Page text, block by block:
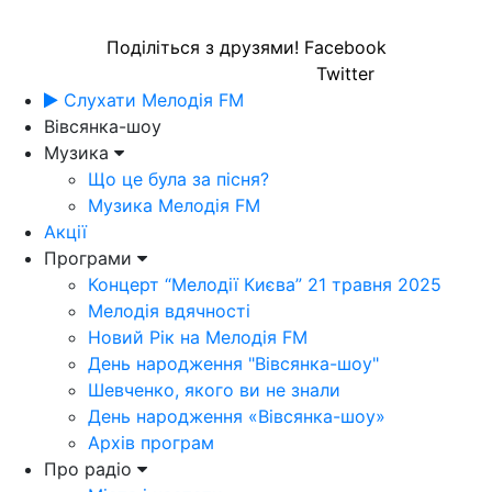
Поділіться з друзями! Facebook
Twitter
Слухати Мелодія FM
Вівсянка-шоу
Музика
Що це була за пісня?
Музика Мелодія FM
Акції
Програми
Концерт “Мелодії Києва” 21 травня 2025
Мелодія вдячності
Новий Рік на Мелодія FM
День народження "Вівсянка-шоу"
Шевченко, якого ви не знали
День народження «Вівсянка-шоу»
Архів програм
Про радіо